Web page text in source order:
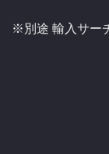
※別途 輸入サー